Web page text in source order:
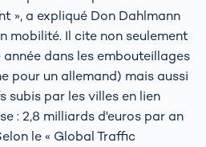
», a expliqué Don Dahlmann
mobilité. Il cite non seulement
dans les embouteillages
pour un allemand) mais aussi
par les villes en lien
: 2,8 milliards d'euros par an
le « Global Traffic